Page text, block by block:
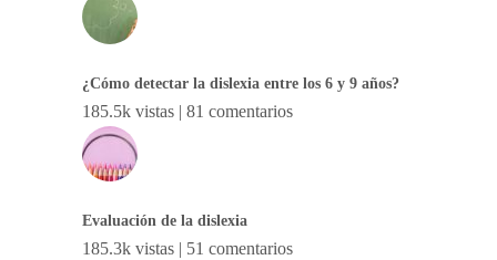
¿Cómo detectar la dislexia entre los 6 y 9 años?
185.5k vistas | 81 comentarios
Evaluación de la dislexia
185.3k vistas | 51 comentarios